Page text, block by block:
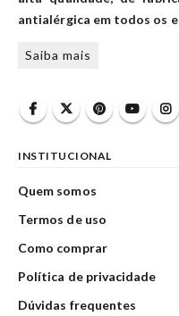
antialérgica em todos os
Saiba mais
INSTITUCIONAL
Quem somos
Termos de uso
Como comprar
Política de privacidade
Dúvidas frequentes